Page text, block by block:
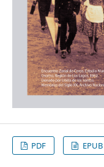
PDF EPUB